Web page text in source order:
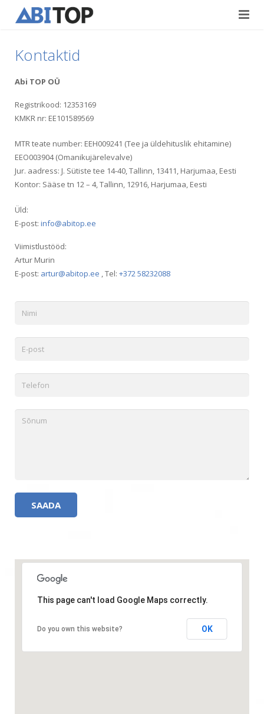
Teedeehitus
Kontaktid
Vabad töökohad
Blogi
Eesti
Русский
Kontaktid
Abi TOP OÜ
Registrikood: 12353169
KMKR nr: EE101589569
MTR teate number: EEH009241 (Tee ja üldehituslik ehitamine)
EEO003904 (Omanikujärelevalve)
Jur. aadress: J. Sütiste tee 14-40, Tallinn, 13411, Harjumaa, Eesti
Kontor: Sääse tn 12 – 4, Tallinn, 12916, Harjumaa, Eesti
Üld:
E-post: info@abitop.ee
Viimistlustööd:
Artur Murin
E-post: artur@abitop.ee , Tel: +372 58232088
This page can't load Google Maps correctly.
Do you own this website? OK